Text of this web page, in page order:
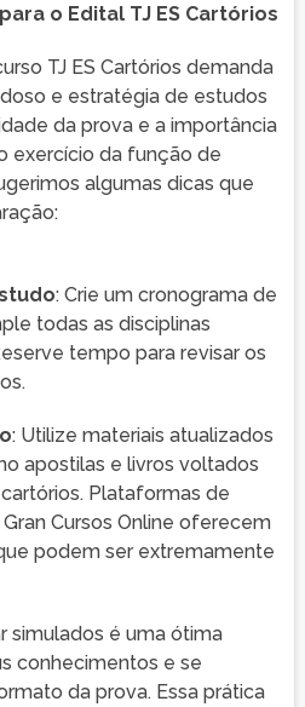
o Edital TJ ES Cartórios
TJ ES Cartórios demanda
e estratégia de estudos
da prova e a importância
exercício da função de
algumas dicas que
: Crie um cronograma de
todas as disciplinas
tempo para revisar os
: Utilize materiais atualizados
apostilas e livros voltados
Plataformas de
Cursos Online oferecem
podem ser extremamente
simulados é uma ótima
conhecimentos e se
da prova. Essa prática